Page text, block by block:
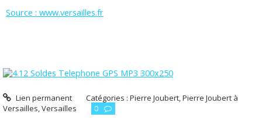
Source : www.versailles.fr
Lien permanent Catégories :Pierre Joubert,Pierre Joubert à
Versailles,Versailles 0